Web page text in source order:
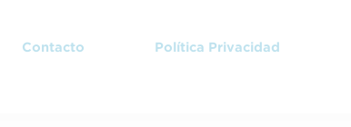
Contacto Política Privacidad